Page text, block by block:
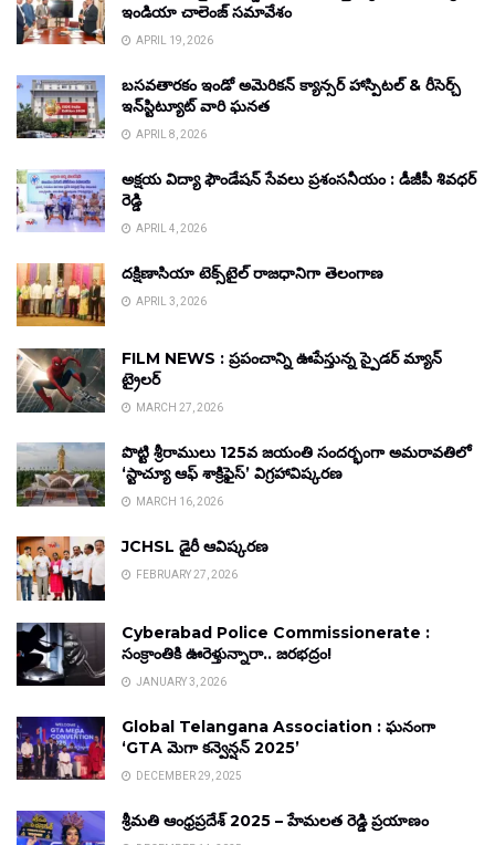
ఇండియా చాలెంజ్ సమావేశం
APRIL 19, 2026
బసవతారకం ఇండో అమెరికన్ క్యాన్సర్ హాస్పిటల్ & రీసెర్చ్
ఇన్‌స్టిట్యూట్ వారి ఘనత
APRIL 8, 2026
అక్షయ విద్యా ఫౌండేషన్ సేవలు ప్రశంసనీయం : డీజీపీ శివధర్
రెడ్డి
APRIL 4, 2026
దక్షిణాసియా టెక్స్‌టైల్ రాజధానిగా తెలంగాణ
APRIL 3, 2026
FILM NEWS : ప్రపంచాన్ని ఊపేస్తున్న స్పైడర్ మ్యాన్
ట్రైలర్
MARCH 27, 2026
పొట్టి శ్రీరాములు 125వ జయంతి సందర్భంగా అమరావతిలో
‘స్టాచ్యూ ఆఫ్ శాక్రిఫైస్’ విగ్రహావిష్కరణ
MARCH 16, 2026
JCHSL డైరీ ఆవిష్కరణ
FEBRUARY 27, 2026
Cyberabad Police Commissionerate :
సంక్రాంతికి ఊరెళ్తున్నారా.. జరభద్రం!
JANUARY 3, 2026
Global Telangana Association : ఘనంగా
‘GTA మెగా కన్వెన్షన్ 2025’
DECEMBER 29, 2025
శ్రీమతి ఆంధ్రప్రదేశ్ 2025 – హేమలత రెడ్డి ప్రయాణం